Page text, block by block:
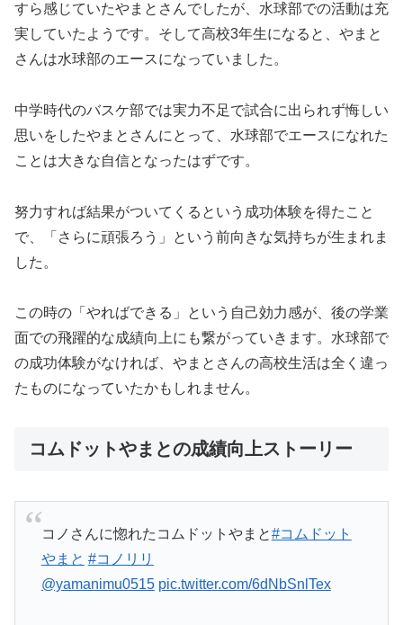
すら感じていたやまとさんでしたが、水球部での活動は充
実していたようです。そして高校3年生になると、やまと
さんは水球部のエースになっていました。
中学時代のバスケ部では実力不足で試合に出られず悔しい
思いをしたやまとさんにとって、水球部でエースになれた
ことは大きな自信となったはずです。
努力すれば結果がついてくるという成功体験を得たこと
で、「さらに頑張ろう」という前向きな気持ちが生まれま
した。
この時の「やればできる」という自己効力感が、後の学業
面での飛躍的な成績向上にも繋がっていきます。水球部で
の成功体験がなければ、やまとさんの高校生活は全く違っ
たものになっていたかもしれません。
コムドットやまとの成績向上ストーリー
コノさんに惚れたコムドットやまと#コムドット
やまと #コノリリ
@yamanimu0515 pic.twitter.com/6dNbSnlTex